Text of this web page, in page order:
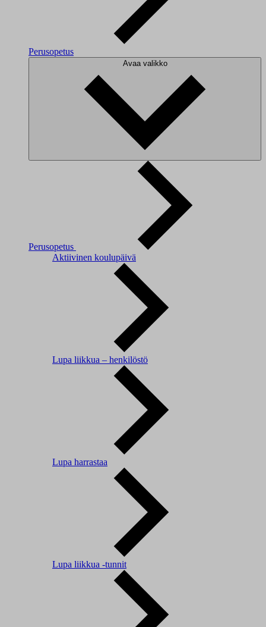
Perusopetus
Avaa valikko
Perusopetus
Aktiivinen koulupäivä
Lupa liikkua – henkilöstö
Lupa harrastaa
Lupa liikkua -tunnit